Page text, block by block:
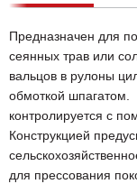
Предназначен для
сеянных трав или
вальцов в рулоны
обмоткой шпагатом.
контролируется с
Конструкцией
для прессования